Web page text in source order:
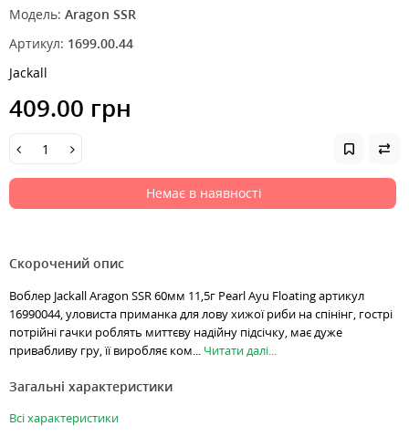
Модель: Aragon SSR
Артикул: 1699.00.44
Jackall
409.00 грн
Немає в наявності
Скорочений опис
Воблер Jackall Aragon SSR 60мм 11,5г Pearl Ayu Floating артикул
16990044, уловиста приманка для лову хижої риби на спінінг, гострі
потрійні гачки роблять миттєву надійну підсічку, має дуже
привабливу гру, її виробляє ком... Читати далі...
Загальні характеристики
Всі характеристики